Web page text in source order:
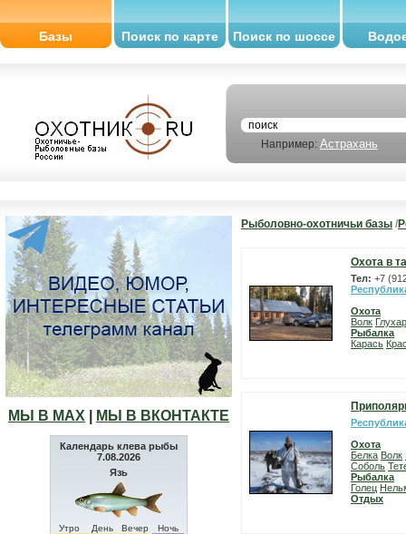
Базы Поиск по карте Поиск по шоссе
Например: Астрахань
МЫ В МАХ МЫ В ВКОНТАКТЕ
Календарь клева рыбы
7.08.2026
Язь
Утро День Вечер Ночь
Рыболовно-охотничьи базы /
Охота в
Тел: +7
Охота
Волк
Рыбалка
Карась
Охота
Белка Волк
Соболь
Рыбалка
Голец
Отдых